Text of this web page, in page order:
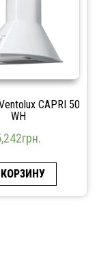
CAPRI 50
WH
грн.
КОРЗИНУ